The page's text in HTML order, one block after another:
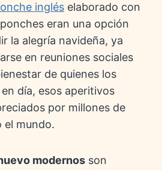
inglés elaborado con
eran una opción
la alegría navideña, ya
en reuniones sociales
de quienes los
día, esos aperitivos
por millones de
el mundo.
modernos son